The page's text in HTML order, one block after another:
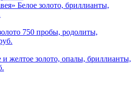
Белое золото, бриллианты,
750 пробы, родолиты,
и желтое золото, опалы, бриллианты,